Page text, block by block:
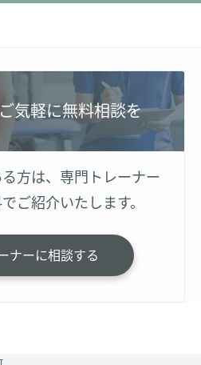
気軽に無料相談を
方は、専門トレーナー
ご紹介いたします。
ナーに相談する